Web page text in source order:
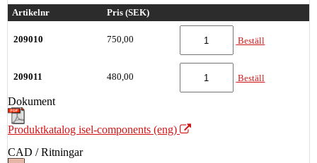
Artikelnr Pris (SEK)
209010 750,00 Beställ
209011 480,00 Beställ
Dokument
Produktkatalog isel-components (eng)
CAD / Ritningar